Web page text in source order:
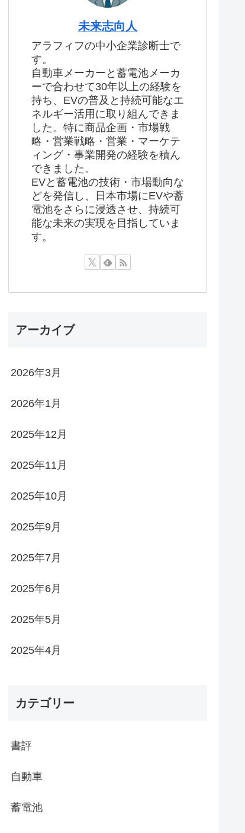
未来志向人
アラフィフの中小企業診断士で
す。
自動車メーカーと蓄電池メーカ
ーで合わせて30年以上の経験を
持ち、EVの普及と持続可能なエ
ネルギー活用に取り組んできま
した。特に商品企画・市場戦
略・営業戦略・営業・マーケテ
ィング・事業開発の経験を積ん
できました。
EVと蓄電池の技術・市場動向な
どを発信し、日本市場にEVや蓄
電池をさらに浸透させ、持続可
能な未来の実現を目指していま
す。
アーカイブ
2026年3月
2026年1月
2025年12月
2025年11月
2025年10月
2025年9月
2025年7月
2025年6月
2025年5月
2025年4月
カテゴリー
書評
自動車
蓄電池